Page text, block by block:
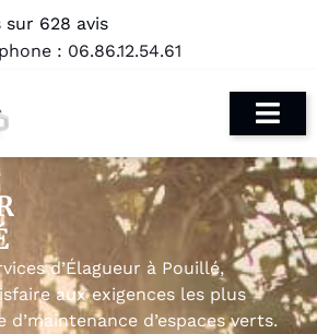
sur 628 avis
: 06.86.12.54.61
d’Élagueur à Pouillé,
aux exigences les plus
d’espaces verts.